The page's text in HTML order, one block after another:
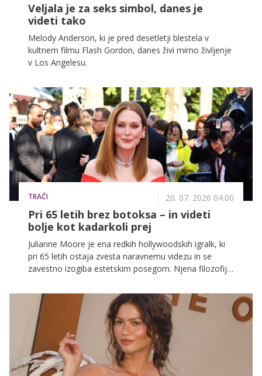
Veljala je za seks simbol, danes je
videti tako
Melody Anderson, ki je pred desetletji blestela v
kultnem filmu Flash Gordon, danes živi mirno življenje
v Los Angelesu.
TRAČI 20. 07. 2026 04.00
Pri 65 letih brez botoksa – in videti
bolje kot kadarkoli prej
Julianne Moore je ena redkih hollywoodskih igralk, ki
pri 65 letih ostaja zvesta naravnemu videzu in se
zavestno izogiba estetskim posegom. Njena filozofija
let in ohraniti avtentičnost.